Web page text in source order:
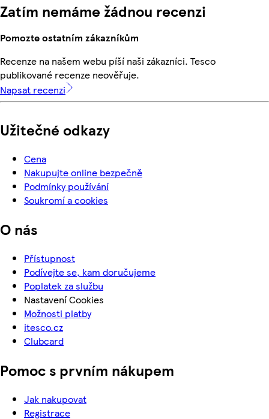
Zatím nemáme žádnou recenzi
Pomozte ostatním zákazníkům
Recenze na našem webu píší naši zákazníci. Tesco
publikované recenze neověřuje.
Napsat recenzi
Užitečné odkazy
Cena
Nakupujte online bezpečně
Podmínky používání
Soukromí a cookies
O nás
Přístupnost
Podívejte se, kam doručujeme
Poplatek za službu
Nastavení Cookies
Možnosti platby
itesco.cz
Clubcard
Pomoc s prvním nákupem
Jak nakupovat
Registrace